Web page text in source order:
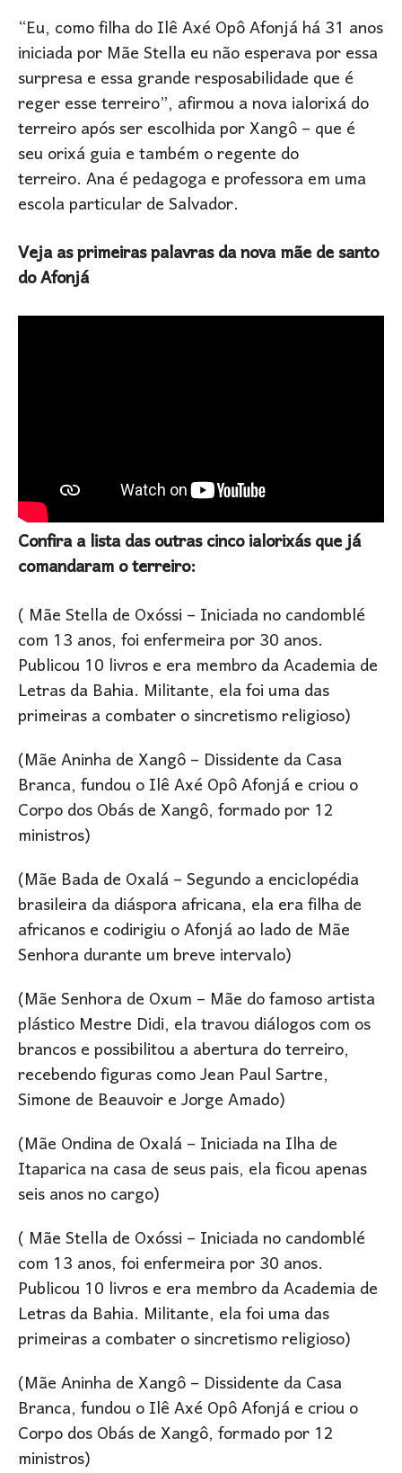
“Eu, como filha do Ilê Axé Opô Afonjá há 31 anos
iniciada por Mãe Stella eu não esperava por essa
surpresa e essa grande resposabilidade que é
reger esse terreiro”, afirmou a nova ialorixá do
terreiro após ser escolhida por Xangô – que é
seu orixá guia e também o regente do
terreiro. Ana é pedagoga e professora em uma
escola particular de Salvador.
Veja as primeiras palavras da nova mãe de santo
do Afonjá
Confira a lista das outras cinco ialorixás que já
comandaram o terreiro:
( Mãe Stella de Oxóssi – Iniciada no candomblé
com 13 anos, foi enfermeira por 30 anos.
Publicou 10 livros e era membro da Academia de
Letras da Bahia. Militante, ela foi uma das
primeiras a combater o sincretismo religioso)
(Mãe Aninha de Xangô – Dissidente da Casa
Branca, fundou o Ilê Axé Opô Afonjá e criou o
Corpo dos Obás de Xangô, formado por 12
ministros)
(Mãe Bada de Oxalá – Segundo a enciclopédia
brasileira da diáspora africana, ela era filha de
africanos e codirigiu o Afonjá ao lado de Mãe
Senhora durante um breve intervalo)
(Mãe Senhora de Oxum – Mãe do famoso artista
plástico Mestre Didi, ela travou diálogos com os
brancos e possibilitou a abertura do terreiro,
recebendo figuras como Jean Paul Sartre,
Simone de Beauvoir e Jorge Amado)
(Mãe Ondina de Oxalá – Iniciada na Ilha de
Itaparica na casa de seus pais, ela ficou apenas
seis anos no cargo)
( Mãe Stella de Oxóssi – Iniciada no candomblé
com 13 anos, foi enfermeira por 30 anos.
Publicou 10 livros e era membro da Academia de
Letras da Bahia. Militante, ela foi uma das
primeiras a combater o sincretismo religioso)
(Mãe Aninha de Xangô – Dissidente da Casa
Branca, fundou o Ilê Axé Opô Afonjá e criou o
Corpo dos Obás de Xangô, formado por 12
ministros)